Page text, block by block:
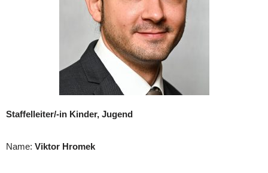
Staffelleiter/-in Kinder, Jugend
Name: Viktor Hromek